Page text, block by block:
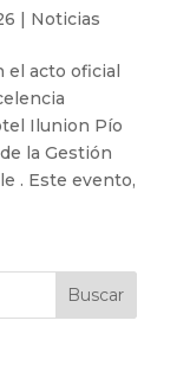
| Noticias
el acto oficial
Ilunion Pío
la Gestión
. Este evento,
Buscar